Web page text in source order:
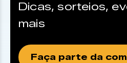
Dicas, sorteios,
mais
Faça parte da